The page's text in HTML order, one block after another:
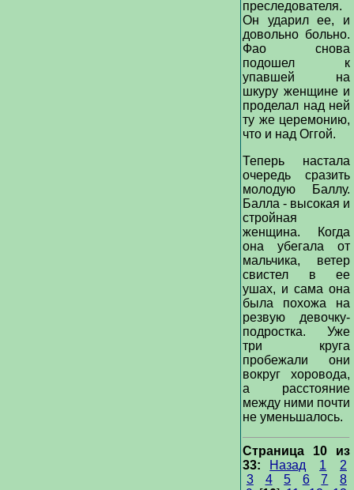
преследователя.
Он ударил ее, и
довольно больно.
Фао снова
подошел к
упавшей на
шкуру женщине и
проделал над ней
ту же церемонию,
что и над Оггой.
Теперь настала
очередь сразить
молодую Баллу.
Балла - высокая и
стройная
женщина. Когда
она убегала от
мальчика, ветер
свистел в ее
ушах, и сама она
была похожа на
резвую девочку-
подростка. Уже
три круга
пробежали они
вокруг хоровода,
а расстояние
между ними почти
не уменьшалось.
Страница 10 из
33:
Назад 1
2
3
4 5 6 7
8